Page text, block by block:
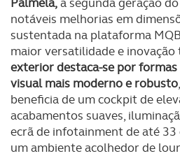
notáveis melhorias em
sustentada na plataforma
maior versatilidade e inovação
exterior destaca-se por
visual mais moderno e robusto
beneficia de um cockpit de
acabamentos suaves,
ecrã de infotainment de até 33
um ambiente acolhedor de